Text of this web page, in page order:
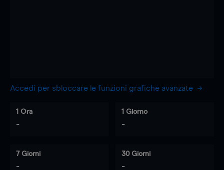
Accedi per sbloccare le funzioni grafiche avanzate
1 Ora
-
1 Giorno
-
7 Giorni
-
30 Giorni
-